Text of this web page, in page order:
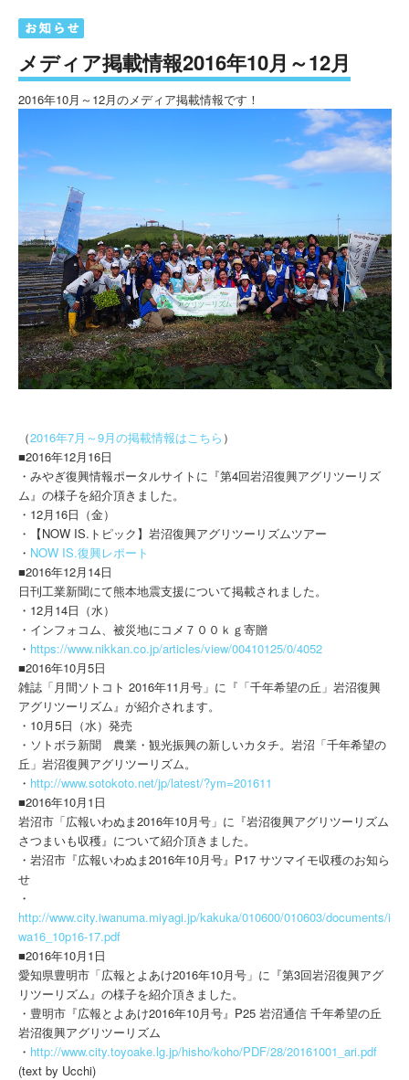
メディア掲載情報2016年10月～12月
2016年10月～12月のメディア掲載情報です！
（2016年7月～9月の掲載情報はこちら ）
■2016年12月16日
・みやぎ復興情報ポータルサイトに『第4回岩沼復興アグリツーリズ
ム』の様子を紹介頂きました。
・12月16日（金）
・【NOW IS.トピック】岩沼復興アグリツーリズムツアー
・ NOW IS.復興レポート
■2016年12月14日
日刊工業新聞にて熊本地震支援について掲載されました。
・12月14日（水）
・インフォコム、被災地にコメ７００ｋｇ寄贈
・ https://www.nikkan.co.jp/articles/view/00410125/0/4052
■2016年10月5日
雑誌「月間ソトコト 2016年11月号」に『「千年希望の丘」岩沼復興
アグリツーリズム』が紹介されます。
・10月5日（水）発売
・ソトボラ新聞 農業・観光振興の新しいカタチ。岩沼「千年希望の
丘」岩沼復興アグリツーリズム。
・ http://www.sotokoto.net/jp/latest/?ym=201611
■2016年10月1日
岩沼市「広報いわぬま2016年10月号」に『岩沼復興アグリツーリズム
さつまいも収穫』について紹介頂きました。
・岩沼市『広報いわぬま2016年10月号』P17 サツマイモ収穫のお知ら
せ
・
http://www.city.iwanuma.miyagi.jp/kakuka/010600/010603/documents/i
wa16_10p16-17.pdf
■2016年10月1日
愛知県豊明市「広報とよあけ2016年10月号」に『第3回岩沼復興アグ
リツーリズム』の様子を紹介頂きました。
・豊明市『広報とよあけ2016年10月号』P25 岩沼通信 千年希望の丘
岩沼復興アグリツーリズム
・ http://www.city.toyoake.lg.jp/hisho/koho/PDF/28/20161001_ari.pdf
(text by Ucchi)